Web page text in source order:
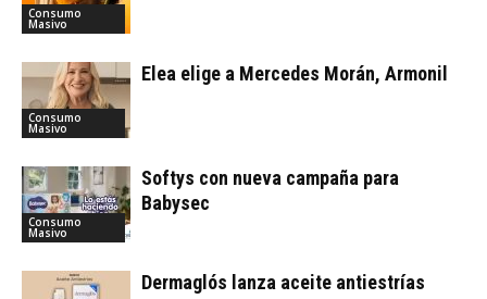
Consumo
Masivo
Consumo
Masivo
Elea elige a Mercedes Morán, Armonil
Consumo
Masivo
Softys con nueva campaña para
Babysec
Dermaglós lanza aceite antiestrías